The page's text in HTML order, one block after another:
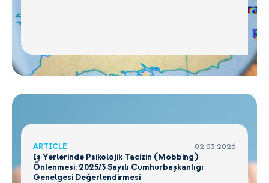
ARTICLE 02.03.2026
İş Yerlerinde Psikolojik Tacizin (Mobbing)
Önlenmesi: 2025/3 Sayılı Cumhurbaşkanlığı
Genelgesi Değerlendirmesi